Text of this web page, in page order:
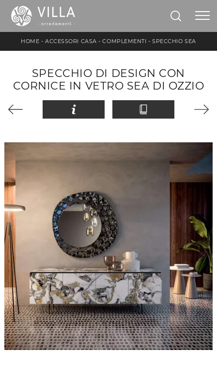
HOME -ACCESSORI CASA -COMPLEMENTI -SPECCHIO SEA
SPECCHIO DI DESIGN CON
CORNICE IN VETRO SEA DI OZZIO